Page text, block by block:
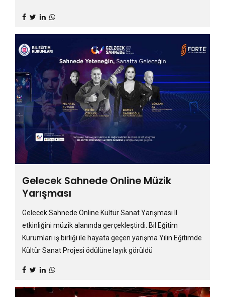
Gelecek Sahnede Online Müzik
Yarışması
Gelecek Sahnede Online Kültür Sanat Yarışması II.
etkinliğini müzik alanında gerçekleştirdi. Bil Eğitim
Kurumları iş birliği ile hayata geçen yarışma Yılın Eğitimde
Kültür Sanat Projesi ödülüne layık görüldü